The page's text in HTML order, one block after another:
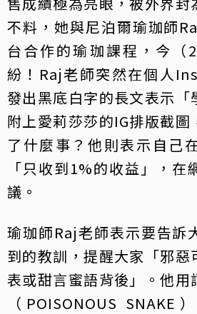
不料，她與尼泊爾瑜珈師
台合作的瑜珈課程，今（
紛！Raj老師突然在個人
發出黑底白字的長文表示「
附上愛莉莎莎的IG排版截
了什麼事？他則表示自己
「只收到1%的收益」，在
議。
瑜珈師Raj老師表示要告訴
到的教訓，提醒大家「邪惡
表或甜言蜜語背後」。他用
（POISONOUS